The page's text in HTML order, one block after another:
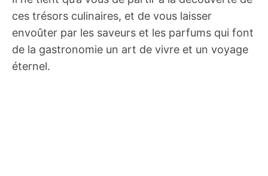
ces trésors culinaires, et de vous laisser
envoûter par les saveurs et les parfums qui font
de la gastronomie un art de vivre et un voyage
éternel.